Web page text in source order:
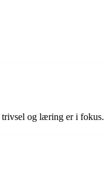
trivsel og læring er i fokus.